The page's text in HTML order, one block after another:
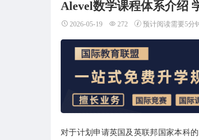
Alevel数学课程体系介绍
2026-05-19 272 预计阅读需要5分
对于计划申请英国及英联邦国家本科